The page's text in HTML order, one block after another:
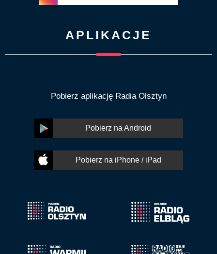
APLIKACJE
Pobierz aplikację Radia Olsztyn
Pobierz na Android
Pobierz na iPhone / iPad